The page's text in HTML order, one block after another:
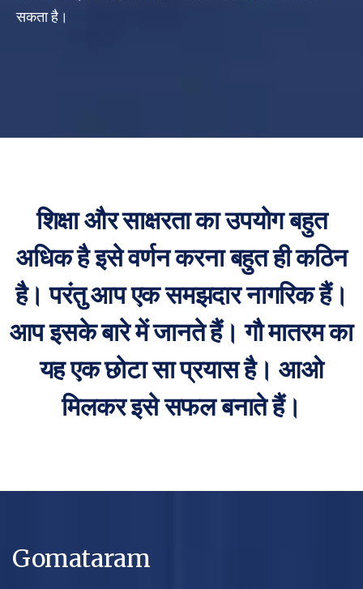
सकता है।
शिक्षा और साक्षरता का उपयोग बहुत
अधिक है इसे वर्णन करना बहुत ही कठिन
है। परंतु आप एक समझदार नागरिक हैं।
आप इसके बारे में जानते हैं। गौ मातरम का
यह एक छोटा सा प्रयास है। आओ
मिलकर इसे सफल बनाते हैं।
Gomataram